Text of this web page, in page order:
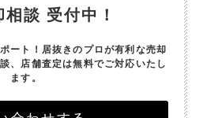
談 受付中！
ート！ 居抜きのプロが有利な売却
、店舗査定は無料でご対応いたし
ます。